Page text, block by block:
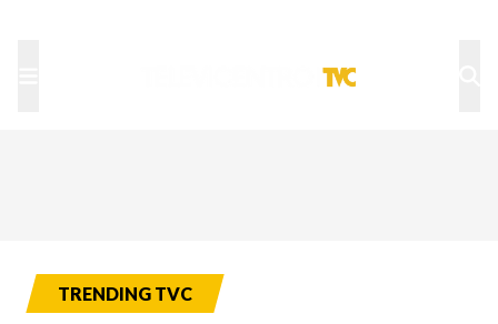
TRENDING TVC